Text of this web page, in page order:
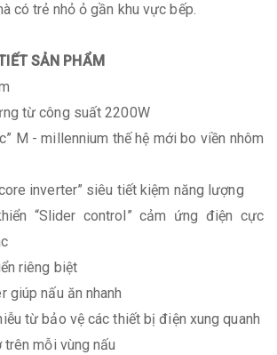
có trẻ nhỏ ỏ gần khu vực bếp.
SẢN PHẨM
từ công suất 2200W
M - millennium thế hệ mới bo viền nhôm
inverter” siêu tiết kiệm năng lượng
“Slider control” cảm ứng điện cực
riêng biệt
giúp nấu ăn nhanh
từ bảo vệ các thiết bị điện xung quanh
trên mỗi vùng nấu